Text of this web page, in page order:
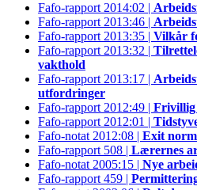
Fafo-rapport 2014:02 |
Fafo-rapport 2013:46 |
Fafo-rapport 2013:35 | Vilkår
Fafo-rapport 2013:32 |
vakthold
Fafo-rapport 2013:17 |
utfordringer
Fafo-rapport 2012:49 | Frivillig
Fafo-rapport 2012:01 |
Fafo-notat 2012:08 | Exit
Fafo-rapport 508 | Lærernes
Fafo-notat 2005:15 | Nye
Fafo-rapport 459 |